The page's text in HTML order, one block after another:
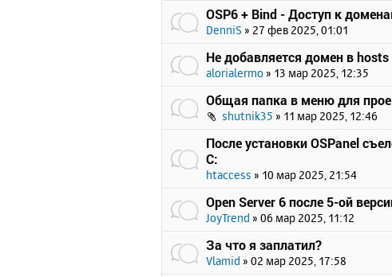
OSP6 + Bind - Доступ к
DenniS » 27 фев 2025, 01:01
Не добавляется домен в hosts
alorialermo » 13 мар 2025, 12:35
Общая папка в меню для
shutnik35 » 11 мар 2025, 12:46
После установки OSPanel
C:
htaccess » 10 мар 2025, 21:54
Open Server 6 после 5-ой
JoyTrend » 06 мар 2025, 11:12
За что я заплатил?
Vlamid » 02 мар 2025, 17:58